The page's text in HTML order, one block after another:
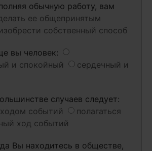
обычную работу, вам
ее общепринятым
собственный способ
вы человек:
и спокойный
сердечный и
случаев следует:
событий
полагаться
ход событий
Вы находитесь в обществе,